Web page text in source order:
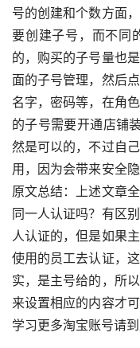
号的创建和个数方面
要创建子号，而不同
的，购买的子号量也
面的子号管理，然后
名字，密码等，在角
的子号需要开通店铺
然是可以的，不过自
用，因为会带来安全
原文总结：上述文章
同一人认证吗？有区
人认证的，但是如果
使用的员工去认证，
实，是主号给的，所
来设置相应的内容才
学习更多淘宝账号请